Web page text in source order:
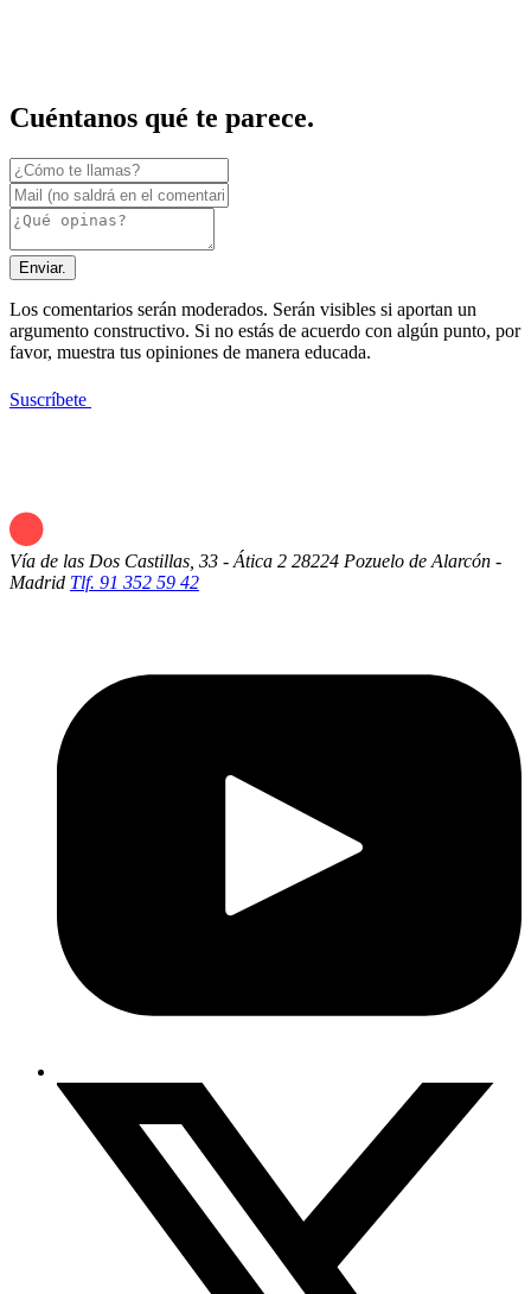
Cuéntanos qué te parece.
Enviar.
Los comentarios serán moderados. Serán visibles si aportan un
argumento constructivo. Si no estás de acuerdo con algún punto, por
favor, muestra tus opiniones de manera educada.
Suscríbete
Vía de las Dos Castillas, 33 - Ática 2 28224 Pozuelo de Alarcón -
Madrid Tlf. 91 352 59 42